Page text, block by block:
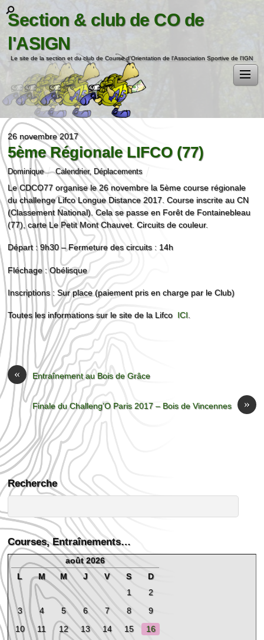
Section & club de CO de
l'ASIGN
Le site de la section et du club de Course d'Orientation de l'Association Sportive de l'IGN
26 novembre 2017
5ème Régionale LIFCO (77)
Dominique Calendrier, Déplacements
Le CDCO77 organise le 26 novembre la 5ème course régionale
du challenge Lifco Longue Distance 2017. Course inscrite au CN
(Classement National). Cela se passe en Forêt de Fontainebleau
(77), carte Le Petit Mont Chauvet. Circuits de couleur.
Départ : 9h30 – Fermeture des circuits : 14h
Fléchage : Obélisque
Inscriptions : Sur place (paiement pris en charge par le Club)
Toutes les informations sur le site de la Lifco ICI
« Entraînement au Bois de Grâce
»
Finale du Challeng’O Paris 2017 – Bois de Vincennes
Recherche
Courses, Entraînements…
août 2026
L
M M J V S
D
1
2
3
4 5 6 7 8
9
10
11 12 13 14 15
16